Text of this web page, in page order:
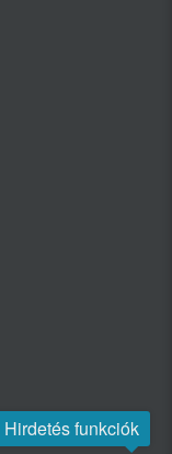
Hirdetés funkciók